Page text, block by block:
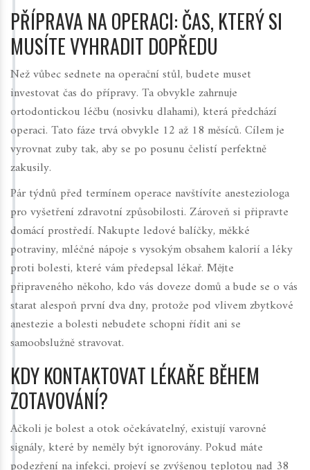
PŘÍPRAVA NA OPERACI: ČAS, KTERÝ SI
MUSÍTE VYHRADIT DOPŘEDU
Než vůbec sednete na operační stůl, budete muset
investovat čas do přípravy. Ta obvykle zahrnuje
ortodontickou léčbu (nosivku dlahami), která předchází
operaci. Tato fáze trvá obvykle 12 až 18 měsíců. Cílem je
vyrovnat zuby tak, aby se po posunu čelistí perfektně
zakusily.
Pár týdnů před termínem operace navštívíte anesteziologa
pro vyšetření zdravotní způsobilosti. Zároveň si připravte
domácí prostředí. Nakupte ledové balíčky, měkké
potraviny, mléčné nápoje s vysokým obsahem kalorií a léky
proti bolesti, které vám předepsal lékař. Mějte
připraveného někoho, kdo vás doveze domů a bude se o vás
starat alespoň první dva dny, protože pod vlivem zbytkové
anestezie a bolesti nebudete schopni řídit ani se
samoobslužně stravovat.
KDY KONTAKTOVAT LÉKAŘE BĚHEM
ZOTAVOVÁNÍ?
Ačkoli je bolest a otok očekávatelný, existují varovné
signály, které by neměly být ignorovány. Pokud máte